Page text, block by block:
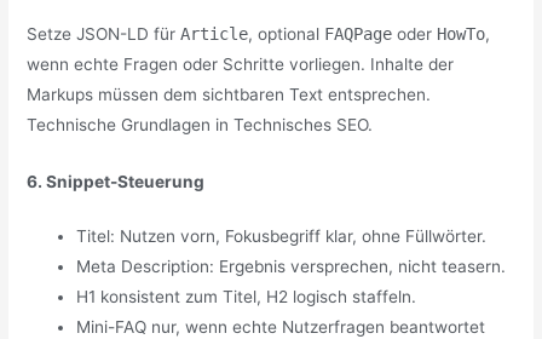
Setze JSON-LD fürArticle, optional FAQPage oder HowTo,
wenn echte Fragen oder Schritte vorliegen. Inhalte der
Markups müssen dem sichtbaren Text entsprechen.
Technische Grundlagen in Technisches SEO.
6. Snippet-Steuerung
Titel: Nutzen vorn, Fokusbegriff klar, ohne Füllwörter.
Meta Description: Ergebnis versprechen, nicht teasern.
H1 konsistent zum Titel, H2 logisch staffeln.
Mini-FAQ nur, wenn echte Nutzerfragen beantwortet